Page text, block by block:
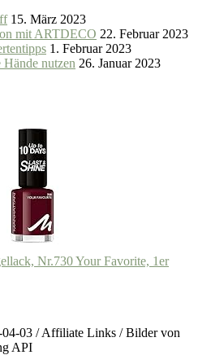
15. März 2023
mit ARTDECO 22. Februar 2023
1. Februar 2023
nutzen 26. Januar 2023
Nr.730 Your Favorite, 1er
03 / Affiliate Links / Bilder von
API